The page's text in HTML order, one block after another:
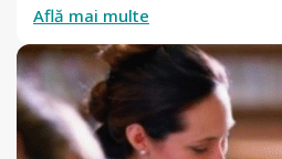
Află mai multe